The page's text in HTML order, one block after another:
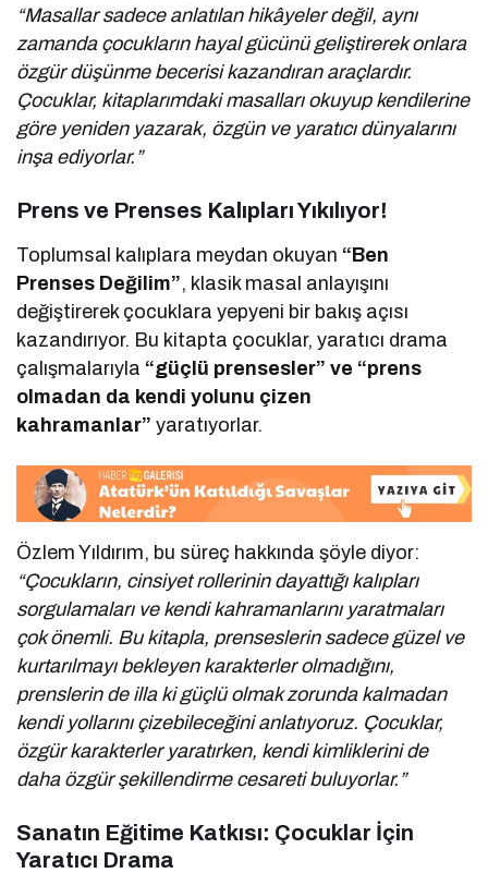
“Masallar sadece anlatılan hikâyeler değil, aynı
zamanda çocukların hayal gücünü geliştirerek onlara
özgür düşünme becerisi kazandıran araçlardır.
Çocuklar, kitaplarımdaki masalları okuyup kendilerine
göre yeniden yazarak, özgün ve yaratıcı dünyalarını
inşa ediyorlar.”
Prens ve Prenses Kalıpları Yıkılıyor!
Toplumsal kalıplara meydan okuyan “Ben
Prenses Değilim”, klasik masal anlayışını
değiştirerek çocuklara yepyeni bir bakış açısı
kazandırıyor. Bu kitapta çocuklar, yaratıcı drama
çalışmalarıyla “güçlü prensesler” ve “prens
olmadan da kendi yolunu çizen
kahramanlar” yaratıyorlar.
Özlem Yıldırım, bu süreç hakkında şöyle diyor:
“Çocukların, cinsiyet rollerinin dayattığı kalıpları
sorgulamaları ve kendi kahramanlarını yaratmaları
çok önemli. Bu kitapla, prenseslerin sadece güzel ve
kurtarılmayı bekleyen karakterler olmadığını,
prenslerin de illa ki güçlü olmak zorunda kalmadan
kendi yollarını çizebileceğini anlatıyoruz. Çocuklar,
özgür karakterler yaratırken, kendi kimliklerini de
daha özgür şekillendirme cesareti buluyorlar.”
Sanatın Eğitime Katkısı: Çocuklar İçin
Yaratıcı Drama